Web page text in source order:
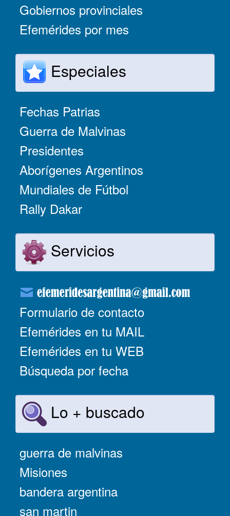
Gobiernos provinciales
Efemérides por mes
Especiales
Fechas Patrias
Guerra de Malvinas
Presidentes
Aborígenes Argentinos
Mundiales de Fútbol
Rally Dakar
Servicios
Formulario de contacto
Efemérides en tu MAIL
Efemérides en tu WEB
Búsqueda por fecha
Lo + buscado
guerra de malvinas
Misiones
bandera argentina
san martin